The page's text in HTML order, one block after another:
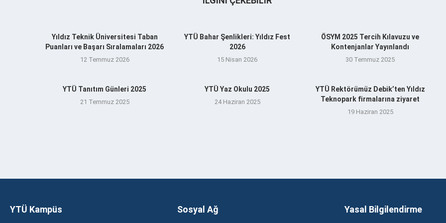
Yıldız Teknik Üniversitesi Taban
Puanları ve Başarı Sıralamaları 2026
12 Temmuz 2026
YTÜ Bahar Şenlikleri: Yıldız Fest
2026
15 Nisan 2026
ÖSYM 2025 Tercih Kılavuzu ve
Kontenjanlar Yayınlandı
30 Temmuz 2025
YTÜ Tanıtım Günleri 2025
21 Temmuz 2025
YTÜ Yaz Okulu 2025
24 Haziran 2025
YTÜ Rektörümüz Debik’ten Yıldız
Teknopark firmalarına ziyaret
19 Haziran 2025
YTÜ Kampüs Sosyal Ağ Yasal Bilgilendirme